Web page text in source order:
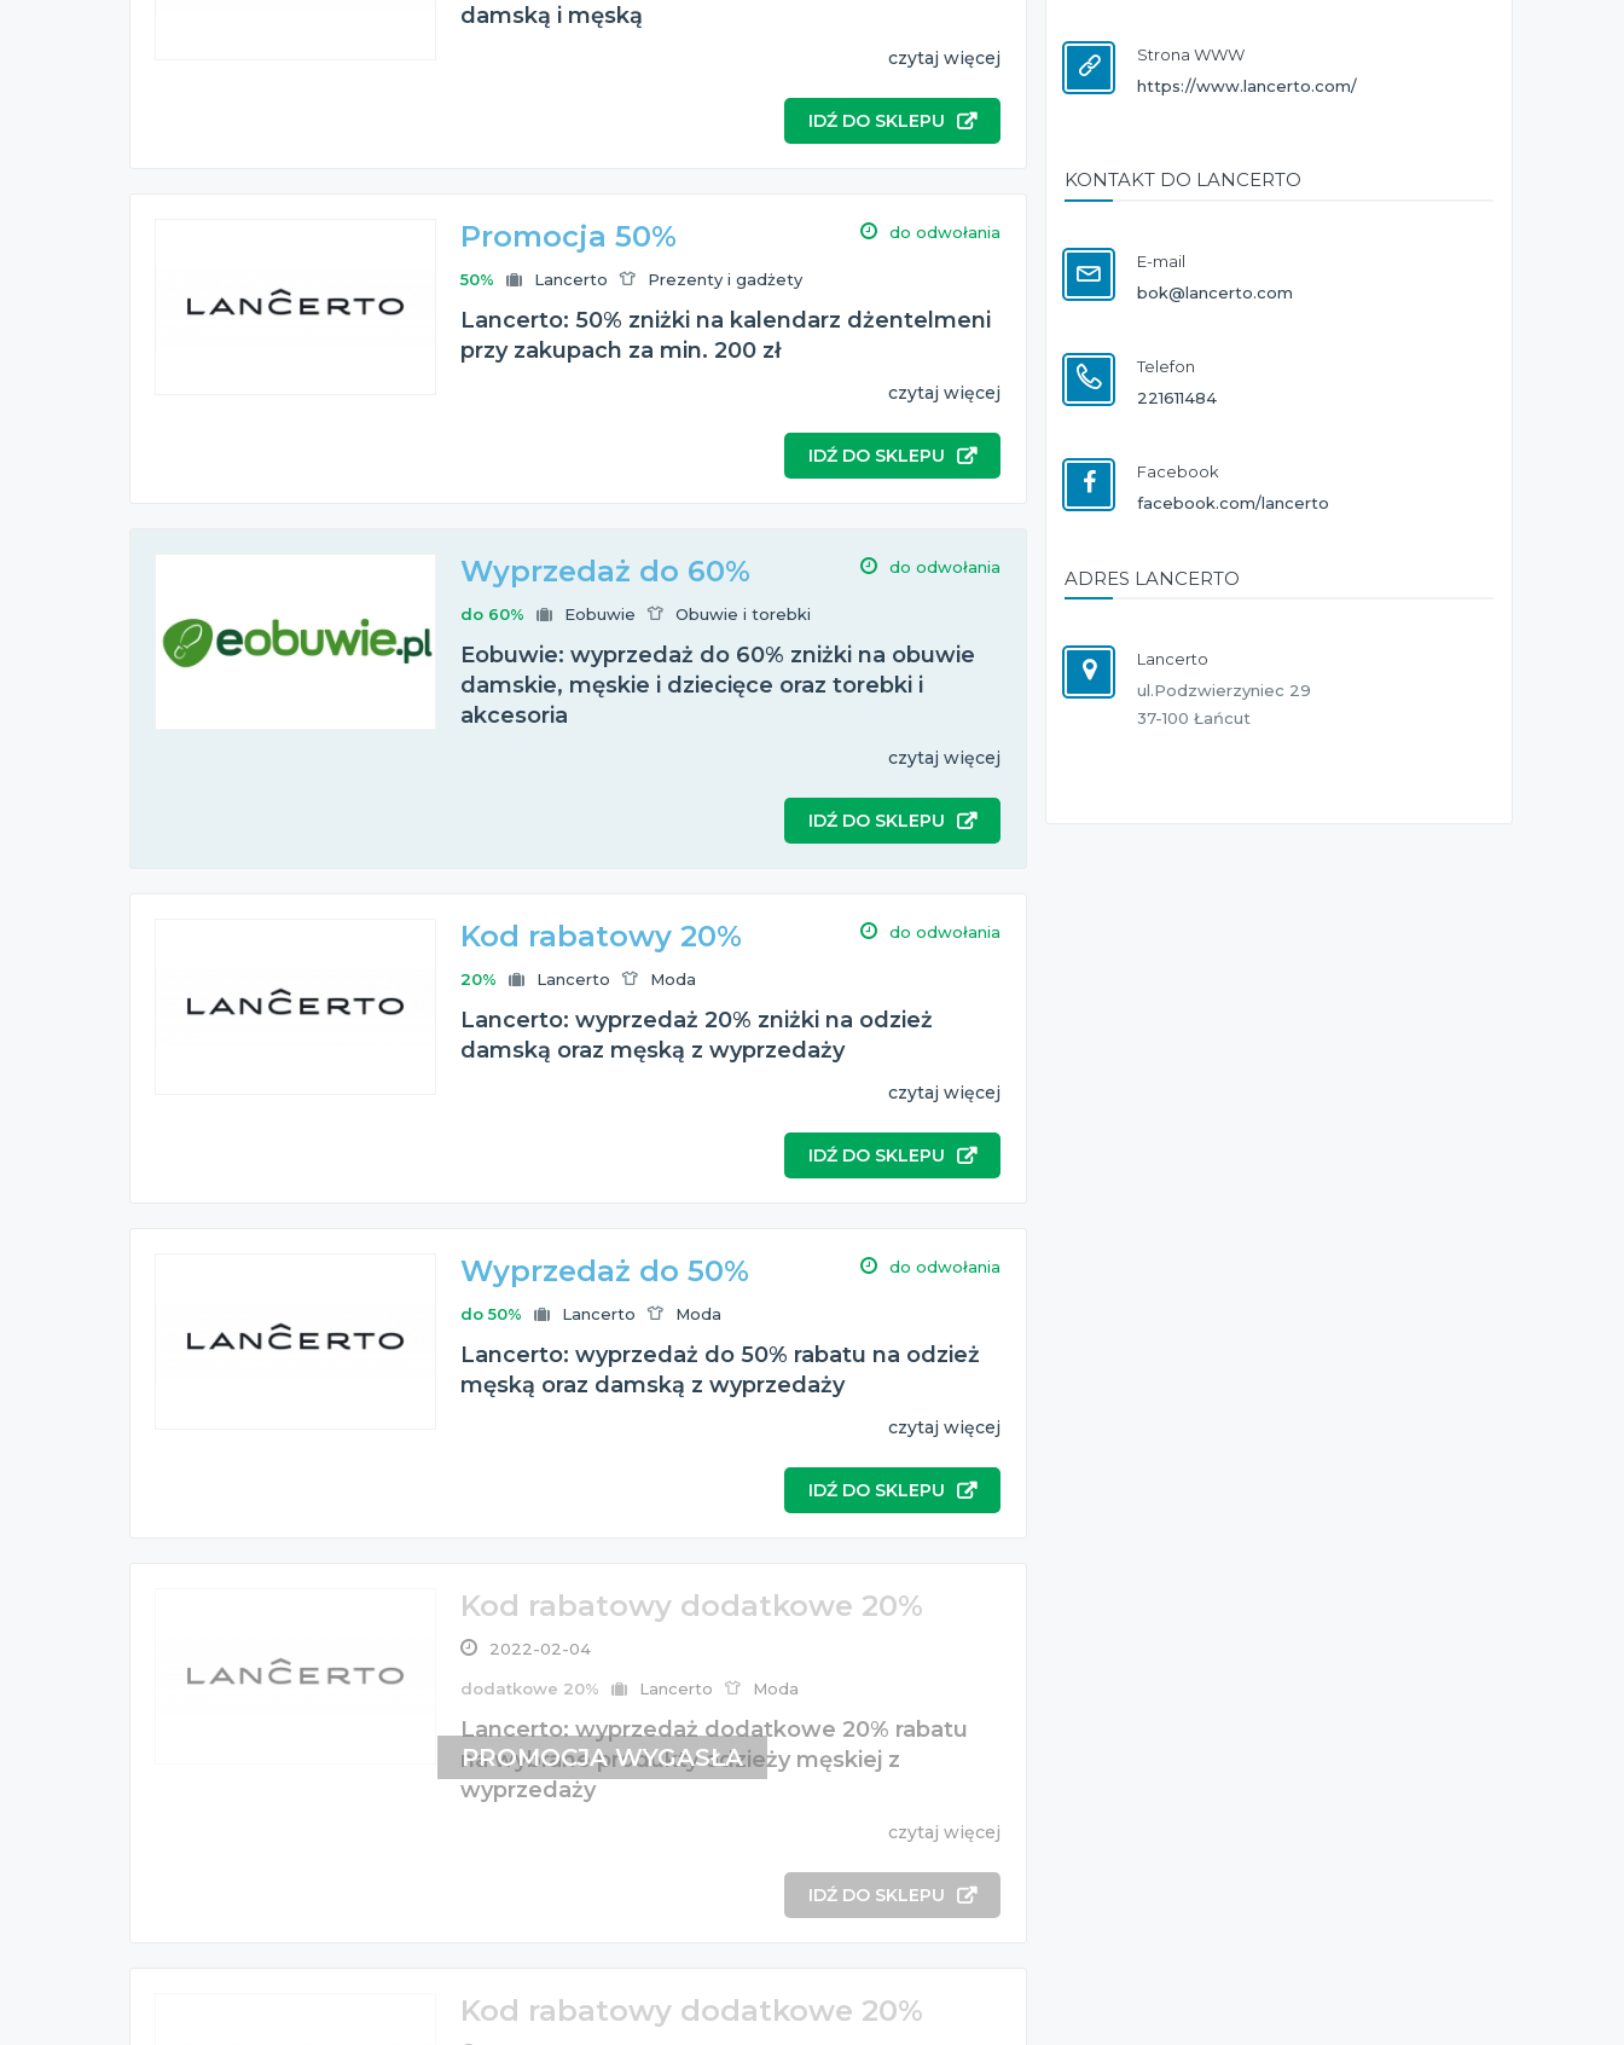
damską i męską
czytaj więcej
IDŹ DO SKLEPU
Promocja 50% do odwołania
50% Lancerto Prezenty i gadżety
Lancerto: 50% zniżki na kalendarz dżentelmeni
przy zakupach za min. 200 zł
czytaj więcej
IDŹ DO SKLEPU
Wyprzedaż do 60% do odwołania
do 60% Eobuwie Obuwie i torebki
Eobuwie: wyprzedaż do 60% zniżki na obuwie
damskie, męskie i dziecięce oraz torebki i
akcesoria
czytaj więcej
IDŹ DO SKLEPU
Kod rabatowy 20% do odwołania
20% Lancerto Moda
Lancerto: wyprzedaż 20% zniżki na odzież
damską oraz męską z wyprzedaży
czytaj więcej
IDŹ DO SKLEPU
Wyprzedaż do 50% do odwołania
do 50% Lancerto Moda
Lancerto: wyprzedaż do 50% rabatu na odzież
męską oraz damską z wyprzedaży
czytaj więcej
IDŹ DO SKLEPU
Kod rabatowy dodatkowe 20%
2022-02-04
dodatkowe 20% Lancerto Moda
Lancerto: wyprzedaż dodatkowe 20% rabatu
na wybrane produkty odzieży męskiej z
wyprzedaży
czytaj więcej
IDŹ DO SKLEPU
PROMOCJA WYGASŁA
Kod rabatowy dodatkowe 20%
Strona WWW
https://www.lancerto.com/
KONTAKT DO LANCERTO
E-mail
bok@lancerto.com
Telefon
221611484
Facebook
facebook.com/lancerto
ADRES LANCERTO
Lancerto
ul.Podzwierzyniec 29
37-100 Łańcut